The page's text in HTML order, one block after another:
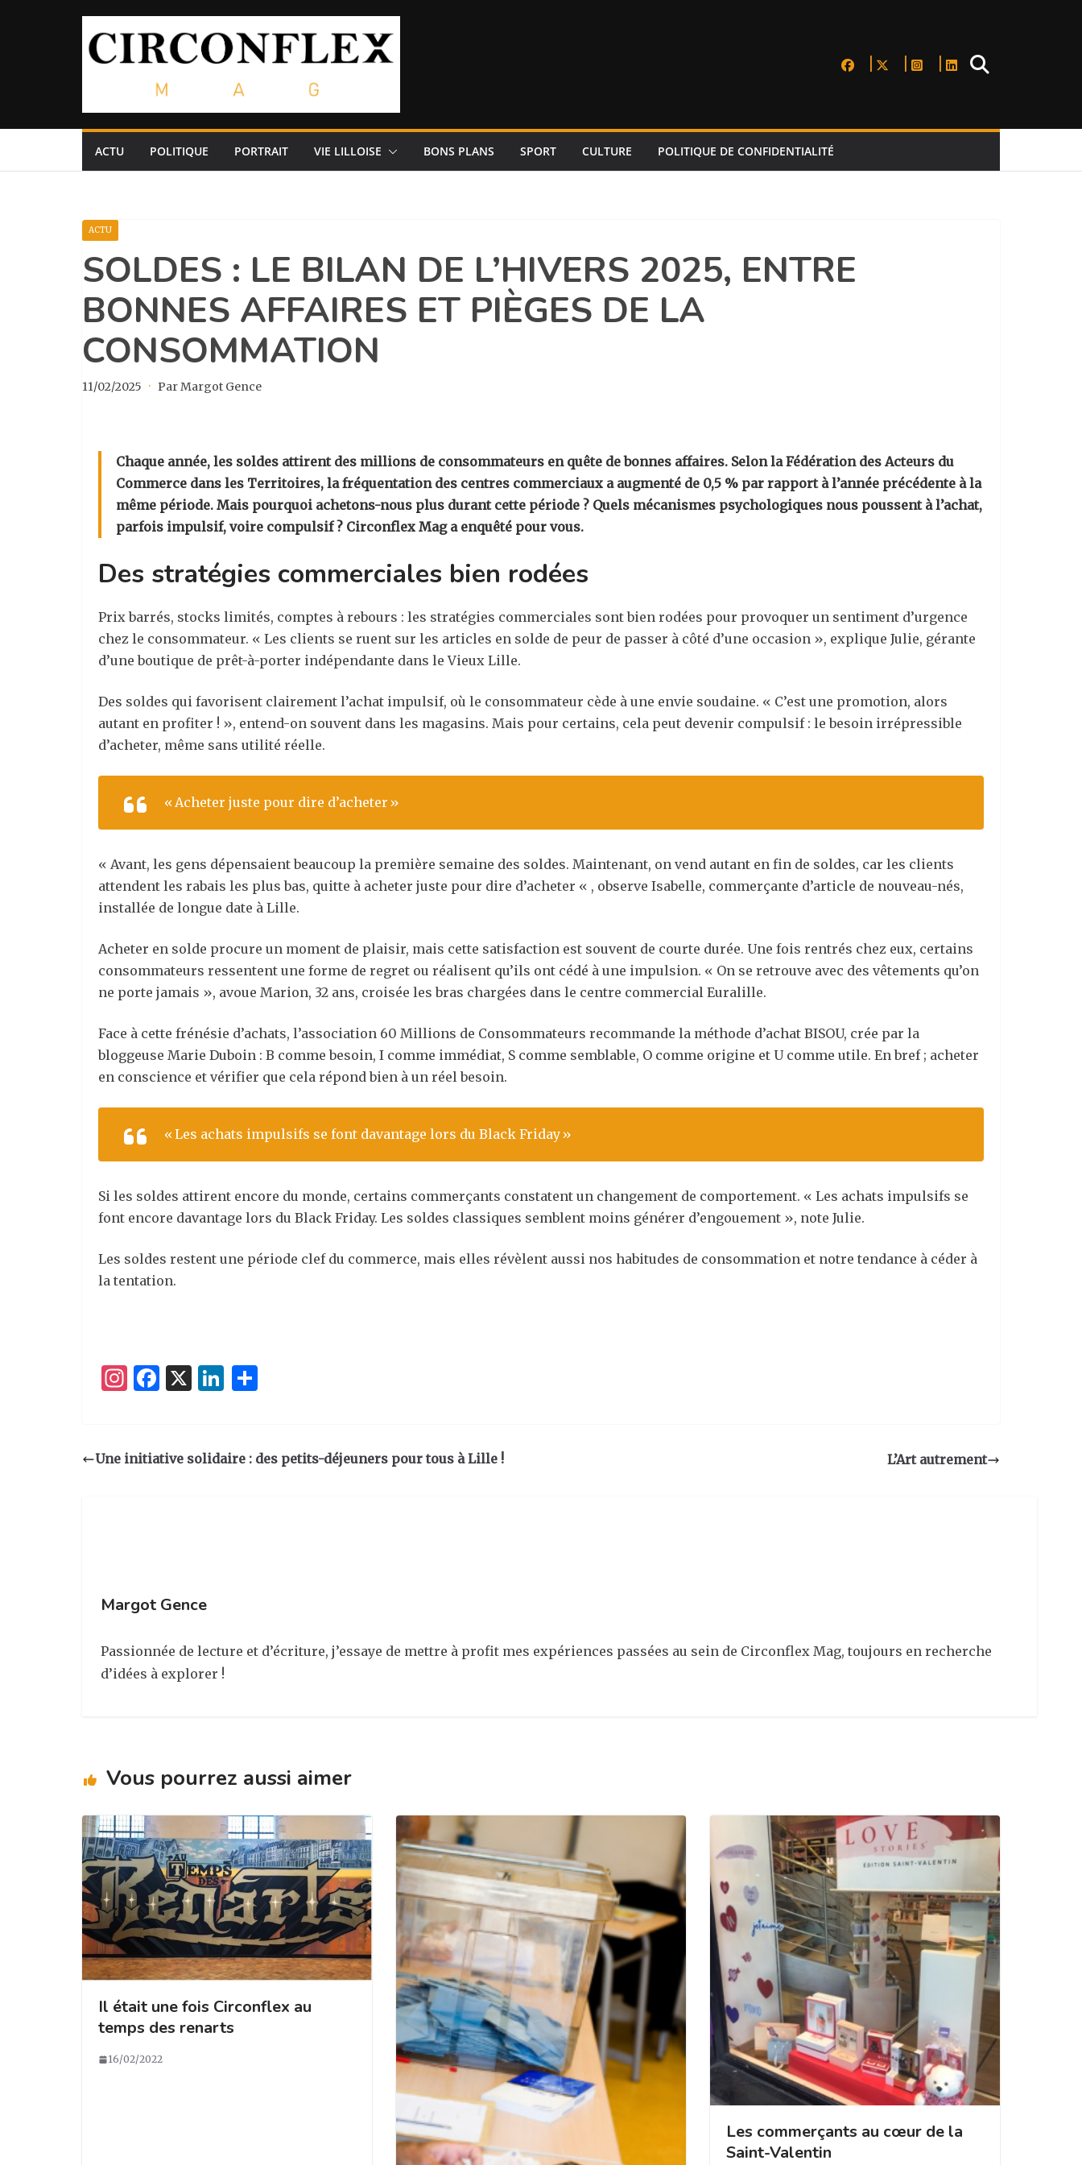
ACTU POLITIQUE PORTRAIT VIE LILLOISE BONS PLANS SPORT CULTURE POLITIQUE DE CONFIDENTIALITÉ
ACTU
SOLDES : LE BILAN DE L’HIVERS 2025, ENTRE
BONNES AFFAIRES ET PIÈGES DE LA
CONSOMMATION
11/02/2025 · Par Margot Gence
Chaque année, les soldes attirent des millions de consommateurs en quête de bonnes affaires. Selon la Fédération des Acteurs du
Commerce dans les Territoires, la fréquentation des centres commerciaux a augmenté de 0,5 % par rapport à l’année précédente à la
même période. Mais pourquoi achetons-nous plus durant cette période ? Quels mécanismes psychologiques nous poussent à l’achat,
parfois impulsif, voire compulsif ? Circonflex Mag a enquêté pour vous.
Des stratégies commerciales bien rodées
Prix barrés, stocks limités, comptes à rebours : les stratégies commerciales sont bien rodées pour provoquer un sentiment d’urgence
chez le consommateur. « Les clients se ruent sur les articles en solde de peur de passer à côté d’une occasion », explique Julie, gérante
d’une boutique de prêt-à-porter indépendante dans le Vieux Lille.
Des soldes qui favorisent clairement l’achat impulsif, où le consommateur cède à une envie soudaine. « C’est une promotion, alors
autant en profiter ! », entend-on souvent dans les magasins. Mais pour certains, cela peut devenir compulsif : le besoin irrépressible
d’acheter, même sans utilité réelle.
« Acheter juste pour dire d’acheter »
« Avant, les gens dépensaient beaucoup la première semaine des soldes. Maintenant, on vend autant en fin de soldes, car les clients
attendent les rabais les plus bas, quitte à acheter juste pour dire d’acheter « , observe Isabelle, commerçante d’article de nouveau-nés,
installée de longue date à Lille.
Acheter en solde procure un moment de plaisir, mais cette satisfaction est souvent de courte durée. Une fois rentrés chez eux, certains
consommateurs ressentent une forme de regret ou réalisent qu’ils ont cédé à une impulsion. « On se retrouve avec des vêtements qu’on
ne porte jamais », avoue Marion, 32 ans, croisée les bras chargées dans le centre commercial Euralille.
Face à cette frénésie d’achats, l’association 60 Millions de Consommateurs recommande la méthode d’achat BISOU, crée par la
bloggeuse Marie Duboin : B comme besoin, I comme immédiat, S comme semblable, O comme origine et U comme utile. En bref ; acheter
en conscience et vérifier que cela répond bien à un réel besoin.
« Les achats impulsifs se font davantage lors du Black Friday »
Si les soldes attirent encore du monde, certains commerçants constatent un changement de comportement. « Les achats impulsifs se
font encore davantage lors du Black Friday. Les soldes classiques semblent moins générer d’engouement », note Julie.
Les soldes restent une période clef du commerce, mais elles révèlent aussi nos habitudes de consommation et notre tendance à céder à
la tentation.
I
a
F
e
X
Li
e
g
Une initiative solidaire : des petits-déjeuners pour tous à Lille ! L’Art autrement
Margot Gence
Passionnée de lecture et d’écriture, j’essaye de mettre à profit mes expériences passées au sein de Circonflex Mag, toujours en recherche
d’idées à explorer !
Vous pourrez aussi aimer
Il était une fois Circonflex au
temps des renarts
16/02/2022
Les commerçants au cœur de la
Saint-Valentin